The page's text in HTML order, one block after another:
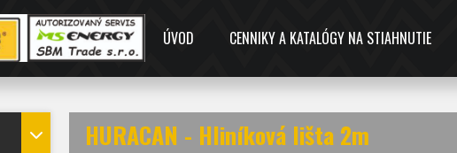
ÚVOD CENNIKY A KATALÓGY NA STIAHNUTIE
HURACAN - Hliníková lišta 2m